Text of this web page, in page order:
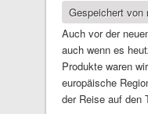
Gespeichert von
Auch vor der
auch wenn es
Produkte waren
europäische
der Reise auf den